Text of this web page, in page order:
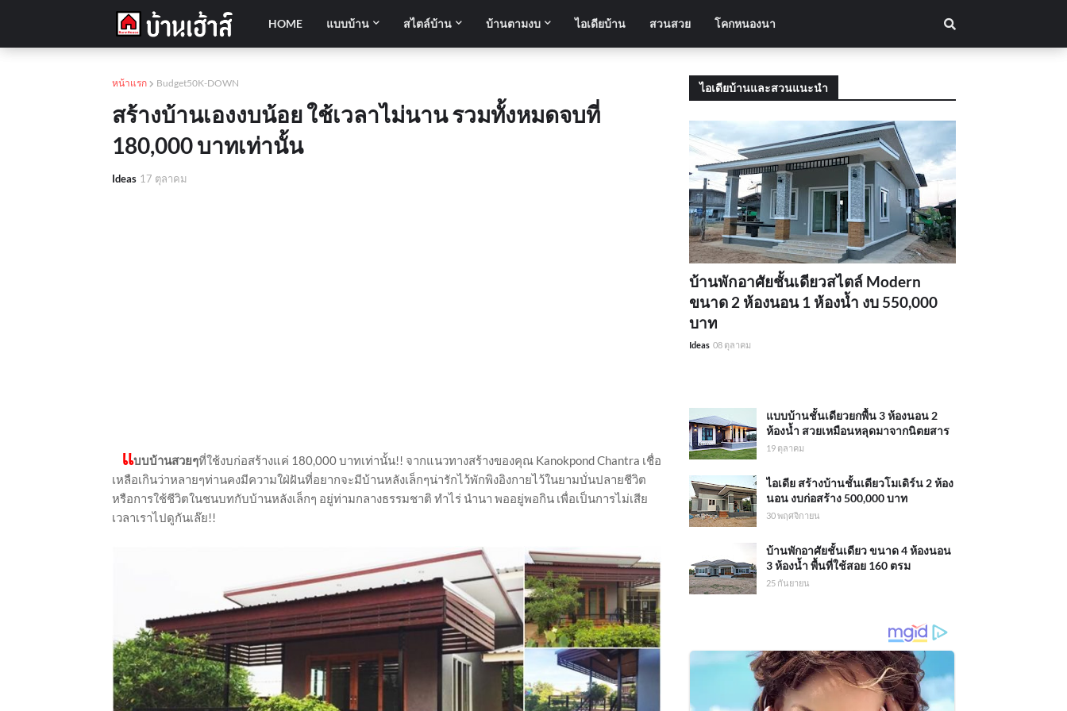
HOME แบบบ้าน สไตล์บ้าน บ้านตามงบ ไอเดียบ้าน สวนสวย โคกหนองนา
หน้าแรก Budget50K-DOWN
สร้างบ้านเองงบน้อย ใช้เวลาไม่นาน รวมทั้งหมดจบที่
180,000 บาทเท่านั้น
Ideas 17 ตุลาคม
แบบบ้านสวยๆที่ใช้งบก่อสร้างแค่ 180,000 บาทเท่านั้น!! จากแนวทางสร้างของคุณ Kanokpond Chantra เชื่อ
เหลือเกินว่าหลายๆท่านคงมีความใฝ่ฝันที่อยากจะมีบ้านหลังเล็กๆน่ารักไว้พักพิงอิงกายไว้ในยามบั่นปลายชีวิต
หรือการใช้ชีวิตในชนบทกับบ้านหลังเล็กๆ อยู่ท่ามกลางธรรมชาติ ทำไร่ นำนา พออยู่พอกิน เพื่อเป็นการไม่เสีย
เวลาเราไปดูกันเล๊ย!!
ไอเดียบ้านและสวนแนะนำ
บ้านพักอาศัยชั้นเดียวสไตล์ Modern
ขนาด 2 ห้องนอน 1 ห้องน้ำ งบ 550,000
บาท
Ideas 08 ตุลาคม
แบบบ้านชั้นเดียวยกพื้น 3 ห้องนอน 2
ห้องน้ำ สวยเหมือนหลุดมาจากนิตยสาร
19 ตุลาคม
ไอเดีย สร้างบ้านชั้นเดียวโมเดิร์น 2 ห้อง
นอน งบก่อสร้าง 500,000 บาท
30 พฤศจิกายน
บ้านพักอาศัยชั้นเดียว ขนาด 4 ห้องนอน
3 ห้องน้ำ พื้นที่ใช้สอย 160 ตรม
25 กันยายน